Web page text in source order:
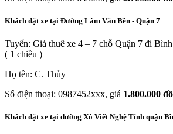
Khách đặt xe tại Đường Lâm Văn Bền - Quận 7
Tuyến: Giá thuê xe 4 – 7 chỗ Quận 7 đi
( 1 chiều )
Họ tên: C. Thủy
Số điện thoại: 0987452xxx, giá 1.800.000
Khách đặt xe tại đường Xô Viết Nghệ Tỉnh quận